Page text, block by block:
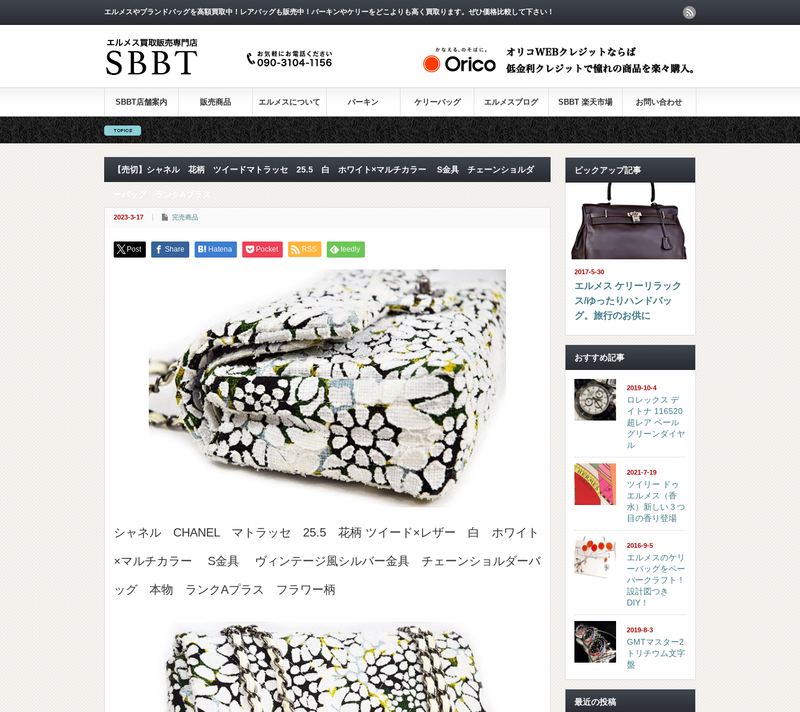
エルメスやブランドバッグを高額買取中！レアバッグも販売中！バーキンやケリーをどこよりも高く買取ります。ぜひ価格比較して下さい！
SBBT店舗案内 販売商品 エルメスについて バーキン ケリーバッグ エルメスブログ SBBT 楽天市場 お問い合わせ
【売切】シャネル 花柄 ツイードマトラッセ 25.5 白 ホワイト×マルチカラー S金具 チェーンショルダ
ーバッグ ランクAプラス
2023-3-17 完売商品
Post Share Hatena Pocket RSS feedly
シャネル CHANEL マトラッセ 25.5 花柄 ツイード×レザー 白 ホワイト
×マルチカラー S金具 ヴィンテージ風シルバー金具 チェーンショルダーバ
ッグ 本物 ランクAプラス フラワー柄
ピックアップ記事
2017-5-30
エルメス ケリーリラック
ス/ゆったりハンドバッ
グ。旅行のお供に
おすすめ記事
2019-10-4
ロレックス デ
イトナ 116520
超レア ペール
グリーンダイヤ
ル
2021-7-19
ツイリー ドゥ
エルメス（香
水）新しい３つ
目の香り登場
2016-9-5
エルメスのケリ
ーバッグをペー
パークラフト！
設計図つき
DIY！
2019-8-3
GMTマスター2
トリチウム文字
盤
最近の投稿